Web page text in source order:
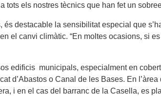
tots els nostres tècnics que han fet un
destacable la sensibilitat especial que
el canvi climàtic. “En moltes ocasions, si
edificis municipals, especialment en
d’Abastos o Canal de les Bases. En
i en el cas del barranc de la Casella, es